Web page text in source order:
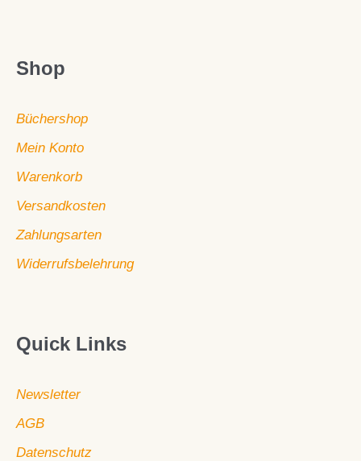
Shop
Büchershop
Mein Konto
Warenkorb
Versandkosten
Zahlungsarten
Widerrufsbelehrung
Quick Links
Newsletter
AGB
Datenschutz